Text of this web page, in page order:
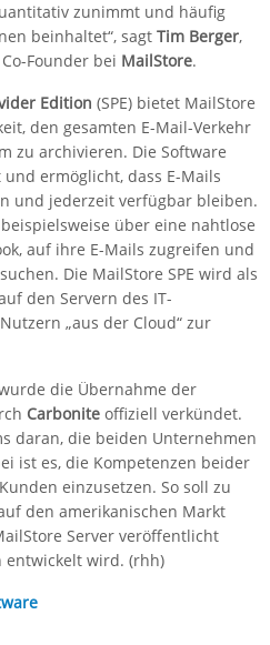
zunimmt und häufig
beinhaltet“, sagt Tim Berger,
Founder bei MailStore.
Edition (SPE) bietet MailStore
den gesamten E-Mail-Verkehr
zu archivieren. Die Software
ermöglicht, dass E-Mails
und jederzeit verfügbar bleiben.
über eine nahtlose
auf ihre E-Mails zugreifen und
Die MailStore SPE wird als
den Servern des IT-
„aus der Cloud“ zur
die Übernahme der
Carbonite offiziell verkündet.
daran, die beiden Unternehmen
ist es, die Kompetenzen beider
einzusetzen. So soll zu
den amerikanischen Markt
Server veröffentlicht
entwickelt wird. (rhh)